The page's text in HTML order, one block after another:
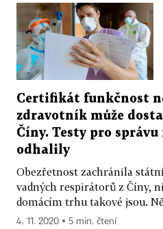
Certifikát funkčnost
zdravotník může
Číny. Testy pro správu
odhalily
Obezřetnost zachránila
vadných respirátorů z Číny,
domácím trhu takové jsou.
4. 11. 2020 ▪ 5 min. čtení